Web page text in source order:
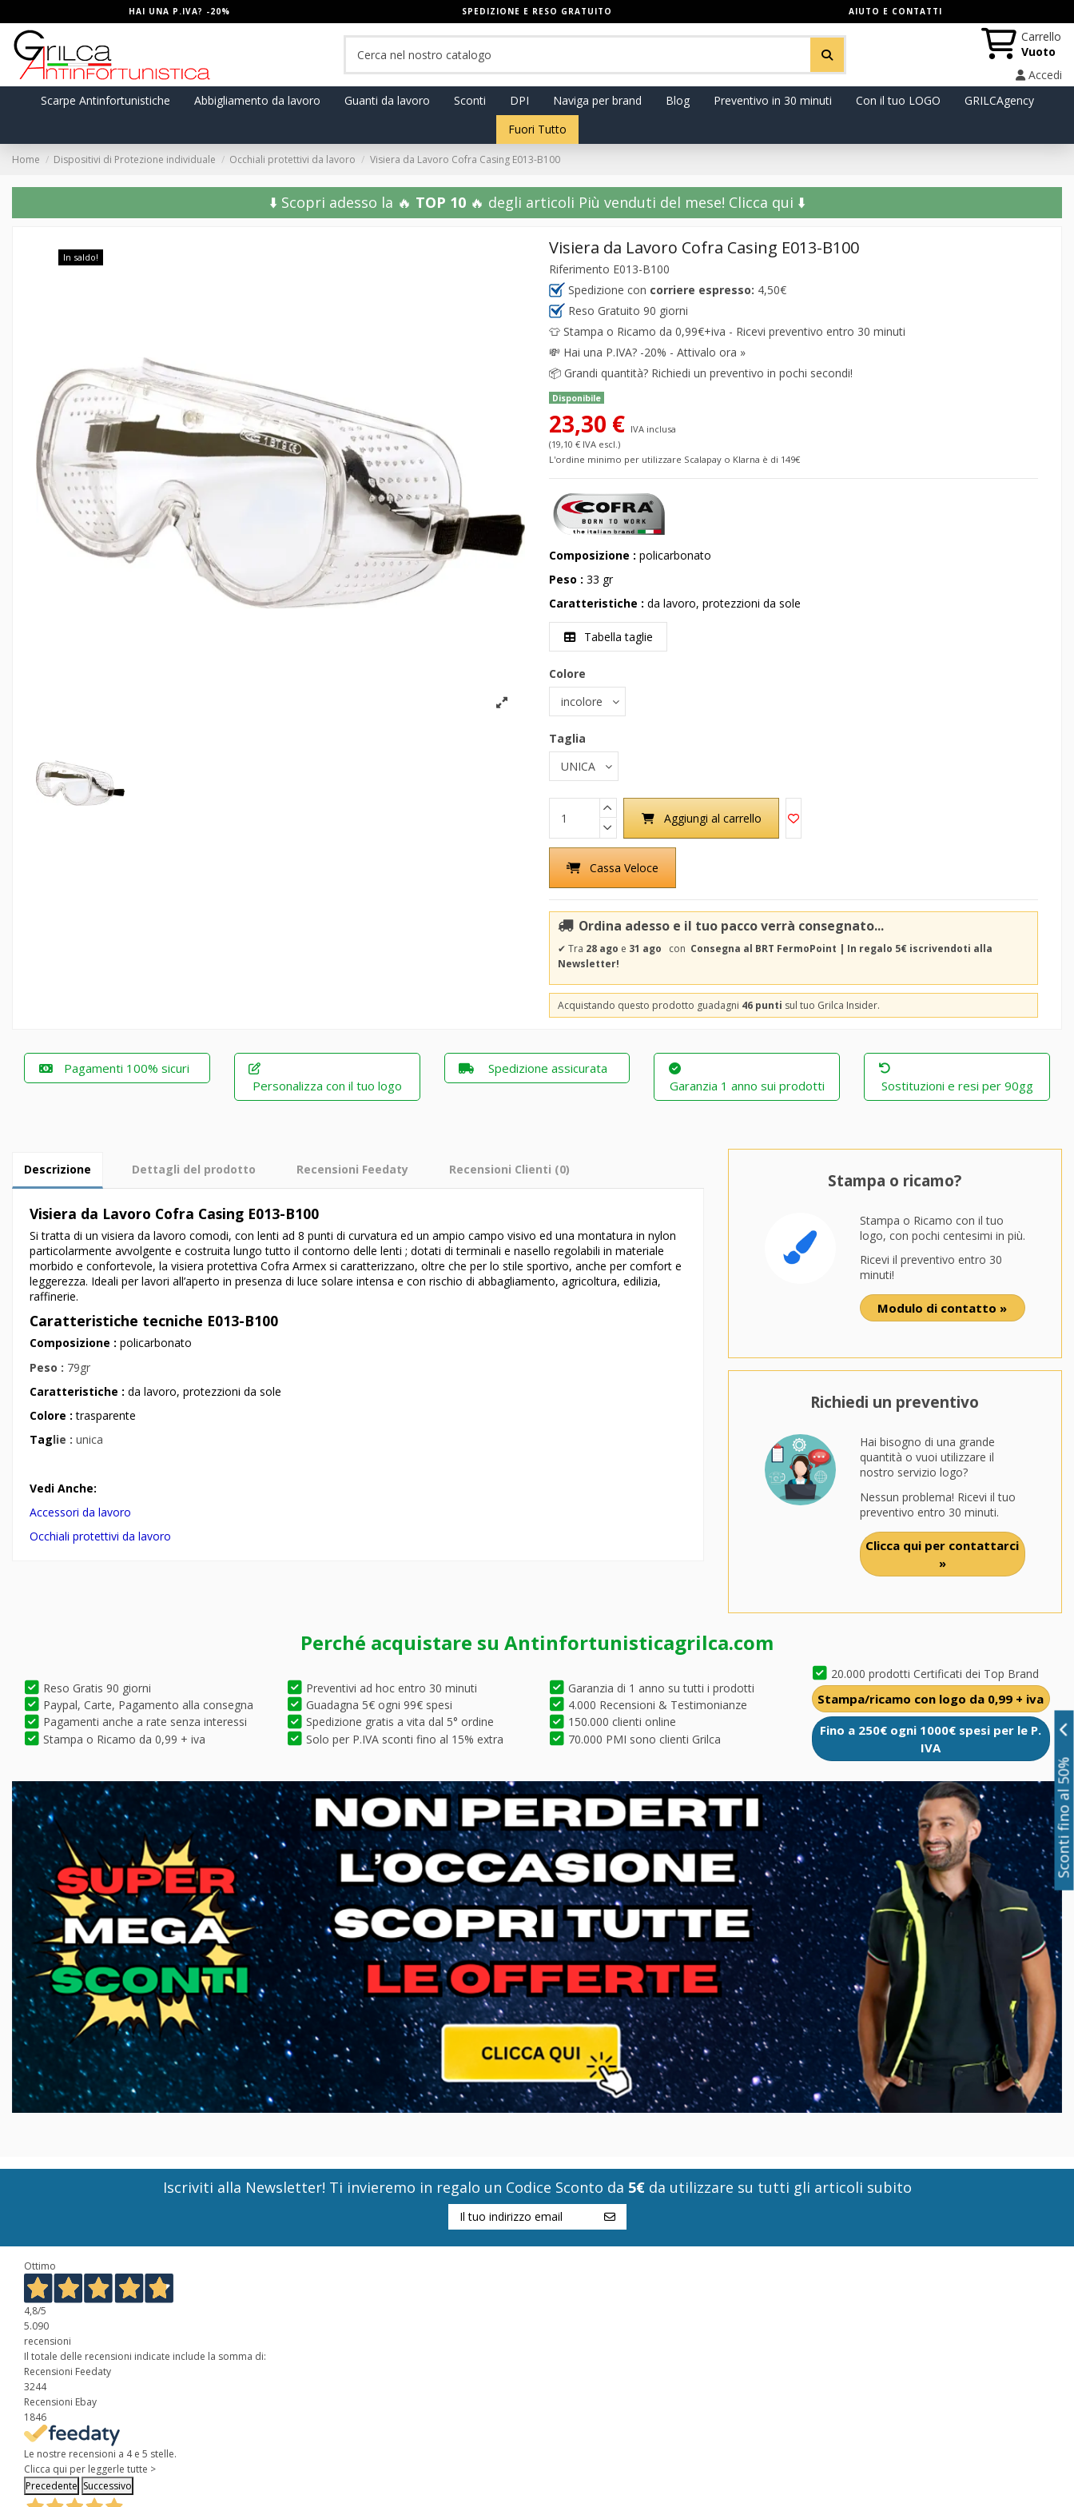
HAI UNA P.IVA? -20% SPEDIZIONE E RESO GRATUITO AIUTO E CONTATTI
Carrello
Vuoto
Accedi
Scarpe Antinfortunistiche
Abbigliamento da lavoro Guanti da lavoro Sconti DPI Naviga per brand Blog Preventivo in 30 minuti Con il tuo LOGO
GRILCAgency
Fuori Tutto
Home Dispositivi di Protezione individuale Occhiali protettivi da lavoro Visiera da Lavoro Cofra Casing E013-B100
⬇️ Scopri adesso la 🔥 TOP 10🔥 degli articoli Più venduti del mese!️ Clicca qui ⬇️
In saldo! Visiera da Lavoro Cofra Casing E013-B100
Riferimento E013-B100
Spedizione con corriere espresso: 4,50€
Reso Gratuito 90 giorni
👕 Stampa o Ricamo da 0,99€+iva - Ricevi preventivo entro 30 minuti
💸 Hai una P.IVA? -20% - Attivalo ora »
📦 Grandi quantità? Richiedi un preventivo in pochi secondi!
Disponibile
23,30 € IVA inclusa
(19,10 € IVA escl.)
L'ordine minimo per utilizzare Scalapay o Klarna è di 149€
Composizione : policarbonato
Peso : 33 gr
Caratteristiche : da lavoro, protezzioni da sole
Tabella taglie
Colore
Taglia
Aggiungi al carrello
Cassa Veloce
Ordina adesso e il tuo pacco verrà consegnato...
✔ Tra 28 ago e 31 ago con Consegna al BRT FermoPoint | In regalo 5€ iscrivendoti alla
Newsletter!
Acquistando questo prodotto guadagni 46 punti sul tuo Grilca Insider.
Pagamenti 100% sicuri
Personalizza con il tuo logo
Spedizione assicurata
Garanzia 1 anno sui prodotti
Sostituzioni e resi per 90gg
Descrizione Dettagli del prodotto Recensioni Feedaty Recensioni Clienti (0)
Visiera da Lavoro Cofra Casing E013-B100
Si tratta di un visiera da lavoro comodi, con lenti ad 8 punti di curvatura ed un ampio campo visivo ed una montatura in nylon
particolarmente avvolgente e costruita lungo tutto il contorno delle lenti ; dotati di terminali e nasello regolabili in materiale
morbido e confortevole, la visiera protettiva Cofra Armex si caratterizzano, oltre che per lo stile sportivo, anche per comfort e
leggerezza. Ideali per lavori all’aperto in presenza di luce solare intensa e con rischio di abbagliamento, agricoltura, edilizia,
raffinerie.
Caratteristiche tecniche E013-B100
Composizione : policarbonato
Peso : 79gr
Caratteristiche : da lavoro, protezzioni da sole
Colore :trasparente
Taglie : unica
Vedi Anche:
Accessori da lavoro
Occhiali protettivi da lavoro
Stampa o ricamo?
Stampa o Ricamo con il tuo
logo, con pochi centesimi in più.
Ricevi il preventivo entro 30
minuti!
Modulo di contatto »
Richiedi un preventivo
Hai bisogno di una grande
quantità o vuoi utilizzare il
nostro servizio logo?
Nessun problema! Ricevi il tuo
preventivo entro 30 minuti.
Clicca qui per contattarci
»
Perché acquistare su Antinfortunisticagrilca.com
Reso Gratis 90 giorni
Paypal, Carte, Pagamento alla consegna
Pagamenti anche a rate senza interessi
Stampa o Ricamo da 0,99 + iva
Preventivi ad hoc entro 30 minuti
Guadagna 5€ ogni 99€ spesi
Spedizione gratis a vita dal 5° ordine
Solo per P.IVA sconti fino al 15% extra
Garanzia di 1 anno su tutti i prodotti
4.000 Recensioni & Testimonianze
150.000 clienti online
70.000 PMI sono clienti Grilca
20.000 prodotti Certificati dei Top Brand
Stampa/ricamo con logo da 0,99 + iva
Fino a 250€ ogni 1000€ spesi per le P.
IVA
Iscriviti alla Newsletter! Ti invieremo in regalo un Codice Sconto da 5€da utilizzare su tutti gli articoli subito
Ottimo
4,8/5
5.090
recensioni
Il totale delle recensioni indicate include la somma di:
Recensioni Feedaty
3244
Recensioni Ebay
1846
Le nostre recensioni a 4 e 5 stelle.
Clicca qui per leggerle tutte >
Precedente Successivo
Sconti fino al 50%